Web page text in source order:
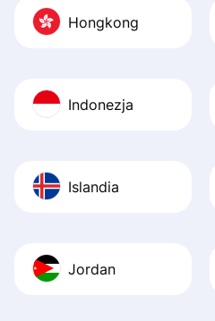
Hongkong
Indonezja
Islandia
Jordan